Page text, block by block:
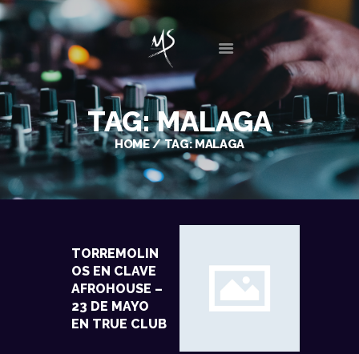
TAG: MALAGA
HOME TAG: MALAGA
INICIO
BIO
DISCOGRAFÍA
SESIONES
EVENTOS
NOTICIAS
CONTACTO
TORREMOLIN
OS EN CLAVE
AFROHOUSE –
23 DE MAYO
EN TRUE CLUB